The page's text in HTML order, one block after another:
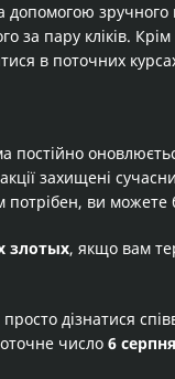
за пару кліків.
в поточних
захищені
ви
злотых, якщо вам
просто дізнатися
число 6